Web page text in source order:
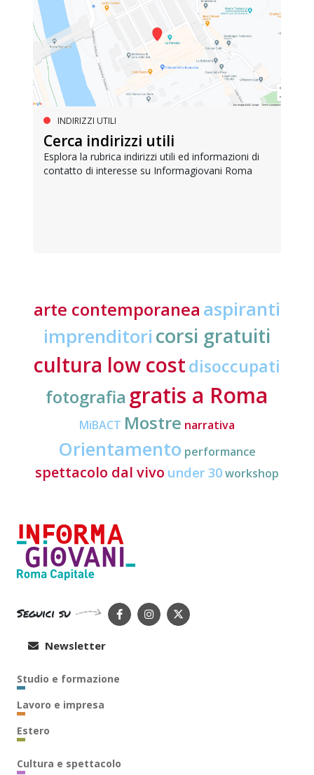
INDIRIZZI UTILI
Cerca indirizzi utili
Esplora la rubrica indirizzi utili ed informazioni di
contatto di interesse su Informagiovani Roma
arte contemporanea aspiranti
imprenditori corsi gratuiti
cultura low costdisoccupati
fotografia gratis a Roma
MiBACT Mostre narrativa
Orientamento performance
spettacolo dal vivo under 30workshop
Seguici su
Newsletter
Studio e formazione
Lavoro e impresa
Estero
Cultura e spettacolo